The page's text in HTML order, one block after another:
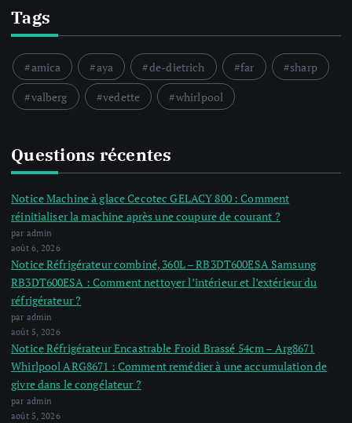
Tags
amica aya de-dietrich far
sharp
valberg
vedette whirlpool
Questions récentes
Notice Machine à glace Cecotec GELACY 800 : Comment
réinitialiser la machine après une coupure de courant ?
par admin
août 6, 2026
Notice Réfrigérateur combiné, 360L – RB3DT600ESA Samsung
RB3DT600ESA : Comment nettoyer l’intérieur et l’extérieur du
réfrigérateur ?
par admin
août 5, 2026
Notice Réfrigérateur Encastrable Froid Brassé 54cm – Arg8671
Whirlpool ARG8671 : Comment remédier à une accumulation de
givre dans le congélateur ?
par admin
août 5, 2026